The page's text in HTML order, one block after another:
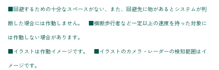
■回避するための十分なスペースがない、また、回避先に物があるとシステムが判
断した場合には作動しません。 ■横断歩行者など一定以上の速度を持った対象に
は作動しない場合があります。
■イラストは作動イメージです。 ■イラストのカメラ・レーダーの検知範囲はイ
メージです。